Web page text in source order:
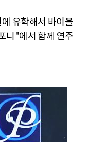
유학해서 바이올
니"에서 함께 연주